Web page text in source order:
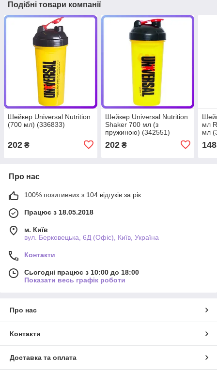
Подібні товари компанії
Шейкер Universal Nutrition
(700 мл) (336833)
202 ₴
Шейкер Universal Nutrition
Shaker 700 мл (з
пружиною) (342551)
202₴
мл
мл
148
Про нас
100% позитивних з 104 відгуків за рік
Працює з 18.05.2018
м. Київ
вул. Берковецька, 6Д (Офіс), Київ, Україна
Контакти
Сьогодні працює з 10:00 до 18:00
Показати весь графік роботи
Про нас
Контакти
Доставка та оплата